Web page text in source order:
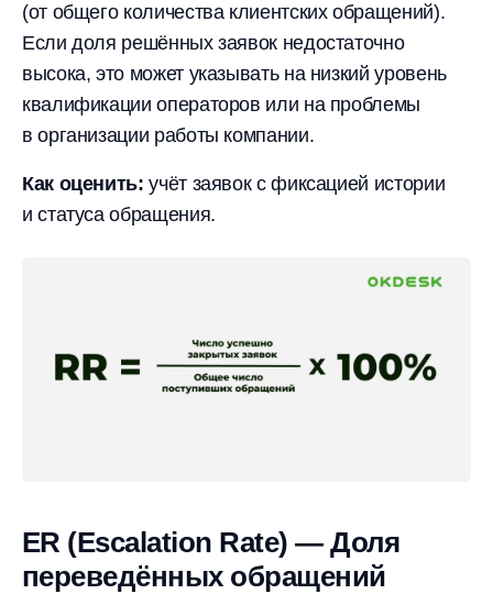
(от общего количества клиентских обращений).
Если доля решённых заявок недостаточно
высока, это может указывать на низкий уровень
квалификации операторов или на проблемы
в организации работы компании.
Как оценить:учёт заявок с фиксацией истории
и статуса обращения.
ER (Escalation Rate) — Доля
переведённых обращений